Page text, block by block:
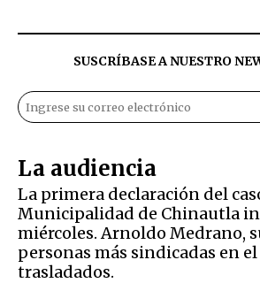
SUSCRÍBASE A NUESTRO
La audiencia
La primera declaración del
Municipalidad de Chinautla
miércoles. Arnoldo Medrano,
personas más sindicadas en
trasladados.